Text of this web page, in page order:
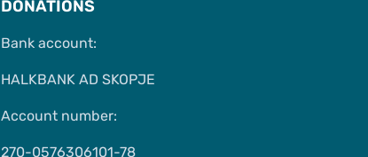
DONATIONS
Bank account:
HALKBANK AD SKOPJE
Account number:
270-0576306101-78